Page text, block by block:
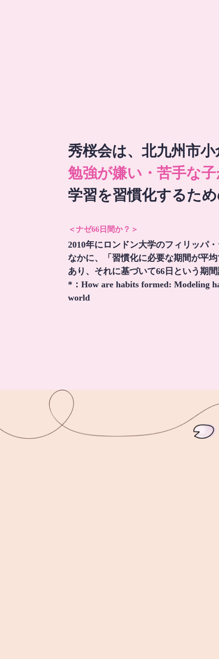
秀桜会は、北九州市
勉強が嫌い・苦手な
学習を習慣化するた
＜ナゼ66日間か？＞
2010年にロンドン大学のフィリッパ
なかに、「習慣化に必要な期間が平
あり、それに基づいて66日という期
*：How are habits formed: Modeling
world